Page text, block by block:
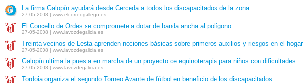
La firma Galopín ayudará desde Cerceda a todos los discapacitados de la zona
27-05-2008 | www.elcorreogallego.es
El Concello de Ordes se compromete a dotar de banda ancha al polígono
27-05-2008 | www.lavozdegalicia.es
Treinta vecinos de Lesta aprenden nociones básicas sobre primeros auxilios y riesgos en el hogar
27-05-2008 | www.lavozdegalicia.es
Galopín ultima la puesta en marcha de un proyecto de equinoterapia para niños con dificultades
27-05-2008 | www.lavozdegalicia.es
Tordoia organiza el segundo Torneo Avante de fútbol en beneficio de los discapacitados